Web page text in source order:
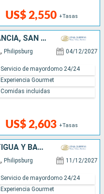
US$ 2,550 +Tasas
DOMINICA, REINO UNIDO, FRANCIA, SAN MARTÍN
Philipsburg 04/12/2027
US$ 2,603 +Tasas
Servicio de mayordomo 24/24
Experiencia Gourmet
Comidas incluidas
SAN MARTÍN, FRANCIA, , ANTIGUA Y BARBUDA
Philipsburg 11/12/2027
Servicio de mayordomo 24/24
Experiencia Gourmet